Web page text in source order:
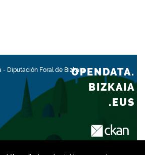
- Diputación Foral de BizkaiaOPENDATA.
BIZKAIA
.EUS